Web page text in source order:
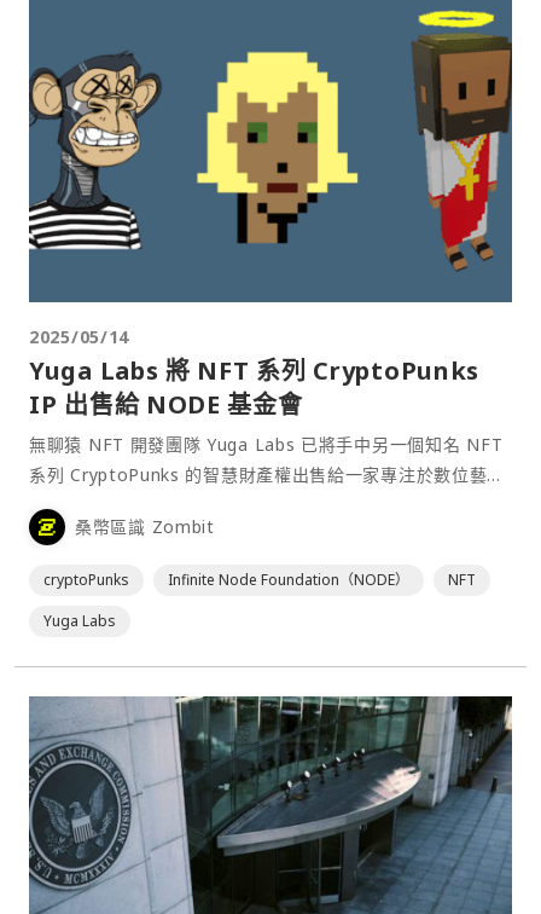
2025/05/14
Yuga Labs 將 NFT 系列 CryptoPunks
IP 出售給 NODE 基金會
無聊猿 NFT 開發團隊 Yuga Labs 已將手中另一個知名 NFT
系列 CryptoPunks 的智慧財產權出售給一家專注於數位藝術
的非營利組織 Infinite Node Foundation（NODE），交易
的具體條款未對外公布。⋯
桑幣區識 Zombit
cryptoPunks Infinite Node Foundation（NODE）
NFT
Yuga Labs